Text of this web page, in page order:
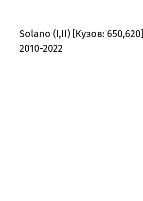
Solano (I,II) [Кузов: 650,620]
2010-2022